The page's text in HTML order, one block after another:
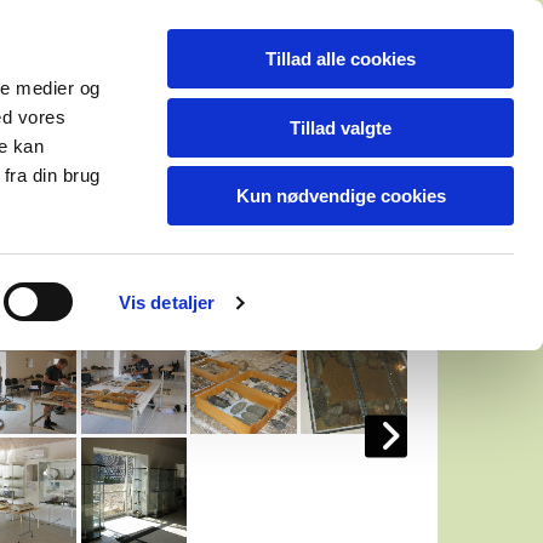
medier og
vores
kan
din brug
Vis detaljer
Tillad alle cookies
Tillad valgte
Kun nødvendige cookies